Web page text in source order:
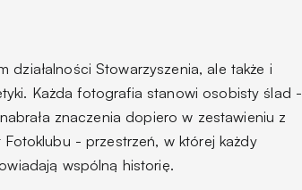
Stowarzyszenia, ale także i
Każda fotografia stanowi osobisty ślad -
znaczenia dopiero w zestawieniu z
- przestrzeń, w której każdy
wspólną historię.